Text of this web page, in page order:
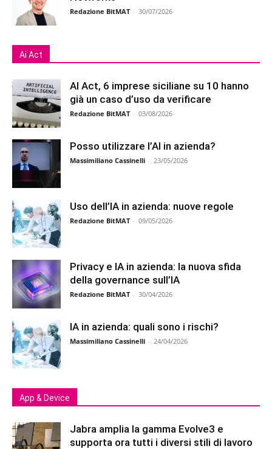
Redazione BitMAT - 30/07/2026
Ai Act
AI Act, 6 imprese siciliane su 10 hanno
già un caso d’uso da verificare
Redazione BitMAT - 03/08/2026
Posso utilizzare l’AI in azienda?
Massimiliano Cassinelli - 23/05/2026
Uso dell’IA in azienda: nuove regole
Redazione BitMAT - 09/05/2026
Privacy e IA in azienda: la nuova sfida
della governance sull’IA
Redazione BitMAT - 30/04/2026
IA in azienda: quali sono i rischi?
Massimiliano Cassinelli - 24/04/2026
App & Device
Jabra amplia la gamma Evolve3 e
supporta ora tutti i diversi stili di lavoro